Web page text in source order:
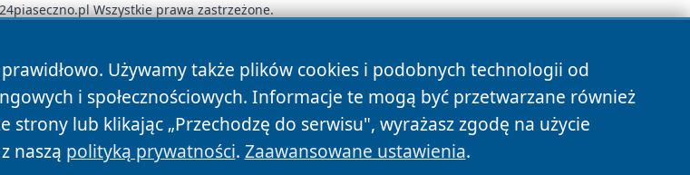
Używamy także plików cookies i podobnych technologii od
i społecznościowych. Informacje te mogą być przetwarzane również
lub klikając „Przechodzę do serwisu", wyrażasz zgodę na użycie
naszą polityką prywatności. Zaawansowane ustawienia.
Wszystkie prawa zastrzeżone.
Polityka Prywatności Polityka Cookies